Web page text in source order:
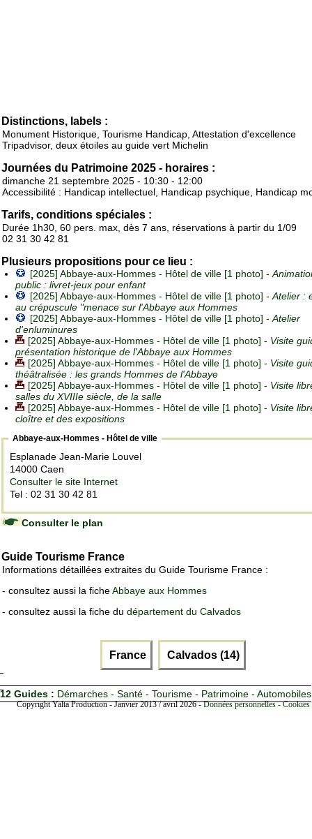
Distinctions, labels :
Monument Historique, Tourisme Handicap, Attestation d'excellence
Tripadvisor, deux étoiles au guide vert Michelin
Journées du Patrimoine 2025 - horaires :
dimanche 21 septembre 2025 - 10:30 - 12:00
Accessibilité : Handicap intellectuel, Handicap psychique, Handicap
Tarifs, conditions spéciales :
Durée 1h30, 60 pers. max, dès 7 ans, réservations à partir du 1/09
02 31 30 42 81
Plusieurs propositions pour ce lieu :
[2025] Abbaye-aux-Hommes - Hôtel de ville [1 photo] -
public : livret-jeux pour enfant
[2025] Abbaye-aux-Hommes - Hôtel de ville [1 photo] -Atelier :
au crépuscule "menace sur l'Abbaye aux Hommes
[2025] Abbaye-aux-Hommes - Hôtel de ville [1 photo] -Atelier
d'enluminures
[2025] Abbaye-aux-Hommes - Hôtel de ville [1 photo] - Visite
présentation historique de l'Abbaye aux Hommes
[2025] Abbaye-aux-Hommes - Hôtel de ville [1 photo] - Visite
théâtralisée : les grands Hommes de l'Abbaye
[2025] Abbaye-aux-Hommes - Hôtel de ville [1 photo] - Visite
salles du XVIIIe siècle, de la salle
[2025] Abbaye-aux-Hommes - Hôtel de ville [1 photo] - Visite
cloître et des expositions
Abbaye-aux-Hommes - Hôtel de ville
Esplanade Jean-Marie Louvel
14000 Caen
Consulter le site Internet
Tel : 02 31 30 42 81
Consulter le plan
Guide Tourisme France
Informations détaillées extraites du Guide Tourisme France :
- consultez aussi la ficheAbbaye aux Hommes
- consultez aussi la fiche du département du Calvados
France Calvados (14)
12 Guides : Démarches - Santé - Tourisme - Patrimoine - Automobiles
Copyright Yalta Production - Janvier 2013 / avril 2026 -Données personnelles -